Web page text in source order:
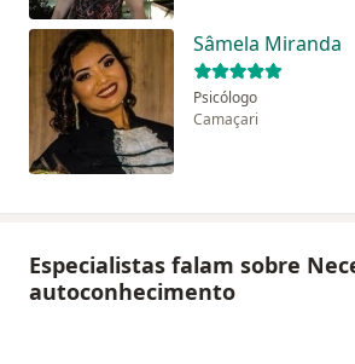
Sâmela Miranda
Psicólogo
Camaçari
Especialistas falam sobre
autoconhecimento